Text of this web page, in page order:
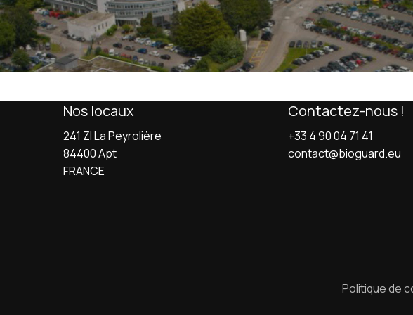
Nos locaux
241 ZI La Peyrolière
84400 Apt
FRANCE
Contactez-nous !
+33 4 90 04 71 41
contact@bioguard.eu
Politique de